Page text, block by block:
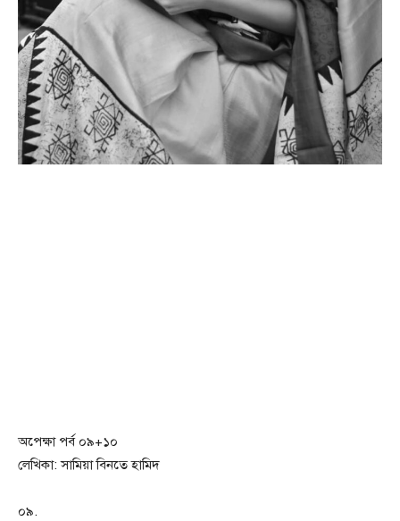
অপেক্ষা পর্ব ০৯+১০
লেখিকা: সামিয়া বিনতে হামিদ
০৯.